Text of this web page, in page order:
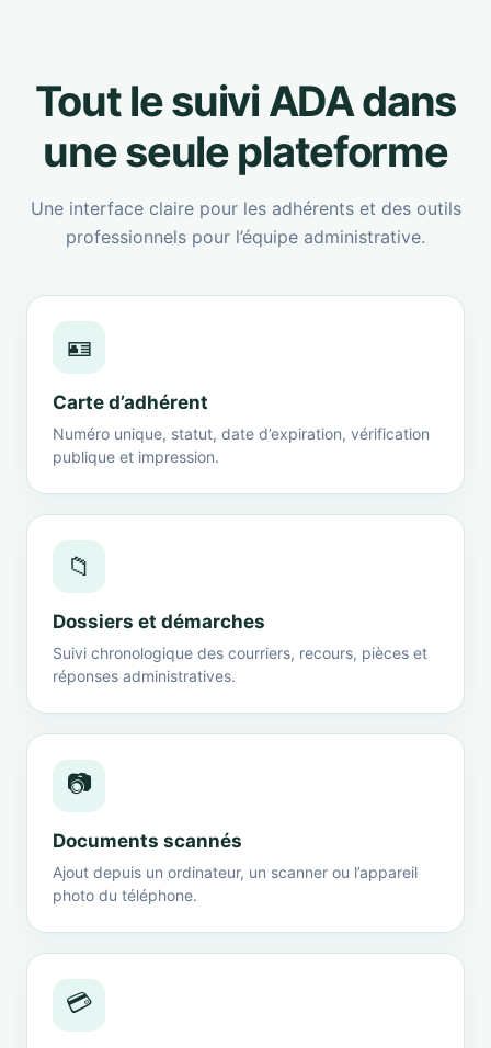
Tout le suivi ADA dans
une seule plateforme
Une interface claire pour les adhérents et des outils
professionnels pour l’équipe administrative.
🪪
Carte d’adhérent
Numéro unique, statut, date d’expiration, vérification
publique et impression.
📁
Dossiers et démarches
Suivi chronologique des courriers, recours, pièces et
réponses administratives.
📷
Documents scannés
Ajout depuis un ordinateur, un scanner ou l’appareil
photo du téléphone.
💳